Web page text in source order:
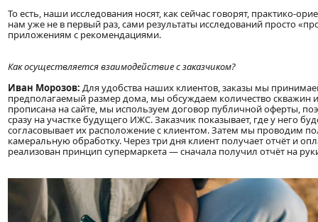
То есть, наши исследования носят, как сейчас говорят, практико-
нам уже не в первый раз, сами результаты исследований просто
приложениям с рекомендациями.
Как осуществляется взаимодействие с заказчиком?
Иван Морозов: Для удобства наших клиентов, заказы мы
предполагаемый размер дома, мы обсуждаем количество скважин
прописана на сайте, мы используем договор публичной оферты,
сразу на участке будущего ИЖС. Заказчик показывает, где у него
согласовывает их расположение с клиентом. Затем мы проводим
камеральную обработку. Через три дня клиент получает отчёт и
реализован принцип супермаркета — сначала получил отчёт на